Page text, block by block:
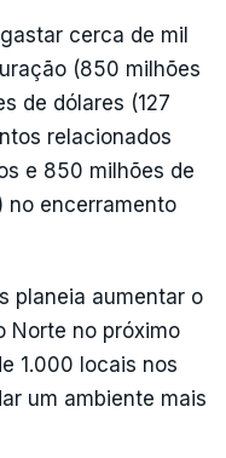
cerca de mil
(850 milhões
de dólares (127
relacionados
e 850 milhões de
no encerramento
planeia aumentar o
Norte no próximo
1.000 locais nos
um ambiente mais